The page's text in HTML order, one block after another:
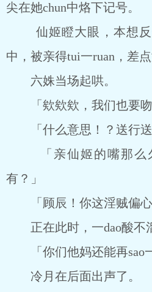
尖在她chun中烙下记号。
仙姬瞪大眼，本想反
中，被亲得tui一ruan，差点
六姝当场起哄。
「欸欸欸，我们也要吻
「什么意思！？送行送
「亲仙姬的嘴那么
有？」
「顾辰！你这淫贼偏心
正在此时，一dao酸不
「你们他妈还能再sao一
冷月在后面出声了。